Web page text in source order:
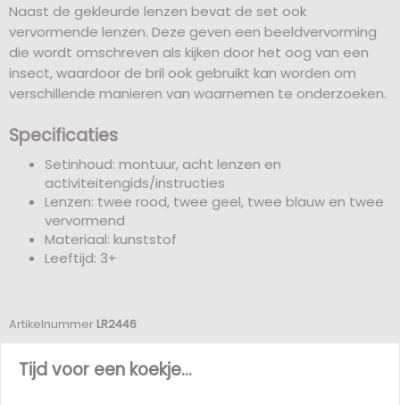
Naast de gekleurde lenzen bevat de set ook
vervormende lenzen. Deze geven een beeldvervorming
die wordt omschreven als kijken door het oog van een
insect, waardoor de bril ook gebruikt kan worden om
verschillende manieren van waarnemen te onderzoeken.
Specificaties
Setinhoud: montuur, acht lenzen en
activiteitengids/instructies
Lenzen: twee rood, twee geel, twee blauw en twee
vervormend
Materiaal: kunststof
Leeftijd: 3+
Artikelnummer LR2446
Verwachte levertijd: circa 1 tot 2 weken.
Meer informatie over levertijden
Tijd voor een koekje...